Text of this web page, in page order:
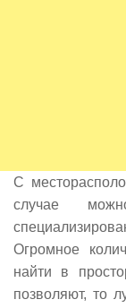
С
случае
Огромное
найти в
позволяют, то